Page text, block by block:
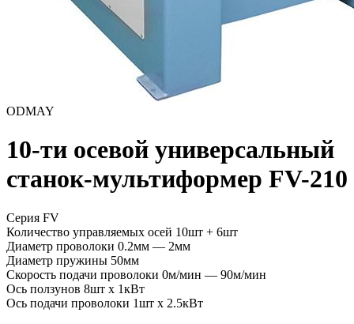
ODMAY
10-ти осевой универсальный
станок-мультиформер FV-210
Серия FV
Количество управляемых осей 10шт + 6шт
Диаметр проволоки 0.2мм — 2мм
Диаметр пружины 50мм
Скорость подачи проволоки 0м/мин — 90м/мин
Ось ползунов 8шт x 1кВт
Ось подачи проволоки 1шт x 2.5кВт